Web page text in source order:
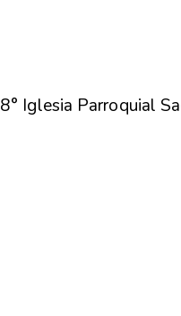
8° Iglesia Parroquial